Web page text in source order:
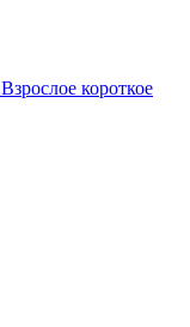
Взрослое короткое